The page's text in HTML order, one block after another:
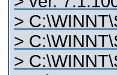
>
>
>